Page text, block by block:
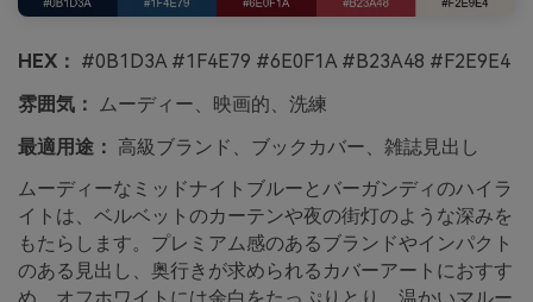
HEX： #0B1D3A #1F4E79 #6E0F1A #B23A48 #F2E9E4
雰囲気：
ムーディー、映画的、洗練
最適用途： 高級ブランド、ブックカバー、雑誌見出し
ムーディーなミッドナイトブルーとバーガンディのハイラ
イトは、ベルベットのカーテンや夜の街灯のような深みを
もたらします。プレミアム感のあるブランドやインパクト
のある見出し、奥行きが求められるカバーアートにおすす